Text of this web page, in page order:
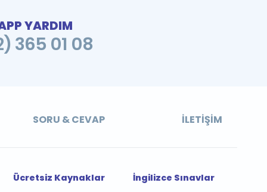
YARDIM
365 01 08
SORU & CEVAP İLETIŞIM
Ücretsiz Kaynaklar
İngilizce Sınavlar